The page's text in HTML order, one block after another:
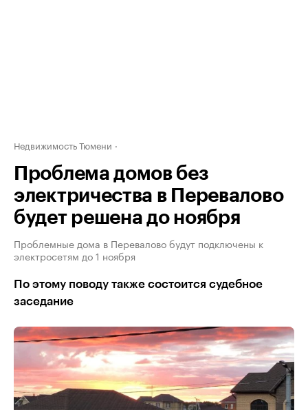
Недвижимость Тюмени
Проблема домов без
электричества в Перевалово
будет решена до ноября
Проблемные дома в Перевалово будут подключены к
электросетям до 1 ноября
По этому поводу также состоится судебное
заседание